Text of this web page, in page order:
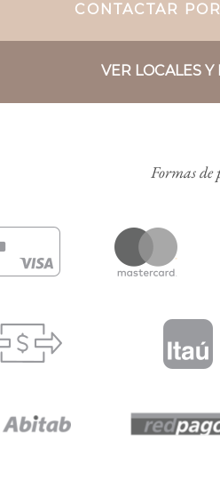
CONTACTAR
VER LOCALES Y
Formas de